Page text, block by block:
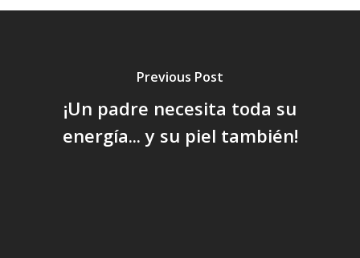
Previous Post
¡Un padre necesita toda su
energía... y su piel también!